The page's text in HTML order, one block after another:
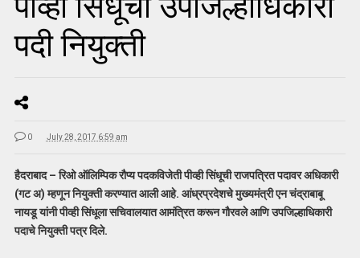
पदी नियुक्ती
0 July 28, 2017 6:59 am
हैदराबाद – रिओ ऑलिम्पिक रौप्य पदकविजेती पीव्ही सिंधूची राजपत्रित पदावर अधिकारी
(गट अ) म्हणून नियुक्ती करण्यात आली आहे. आंध्रप्रदेशचे मुख्यमंत्री एन चंद्राबाबू
नायडू यांनी पीव्ही सिंधूला सचिवालयात आमंत्रित करून गौरवले आणि उपजिल्हाधिकारी
पदाचे नियुक्ती पत्र दिले.